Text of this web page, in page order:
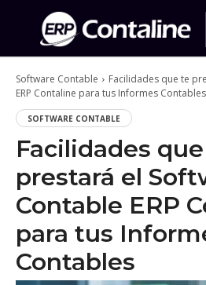
Software Contable
Facilidades que te
ERP Contaline para tus Informes Contables
SOFTWARE CONTABLE
Facilidades
prestará el
Contable ERP
para tus
Contables